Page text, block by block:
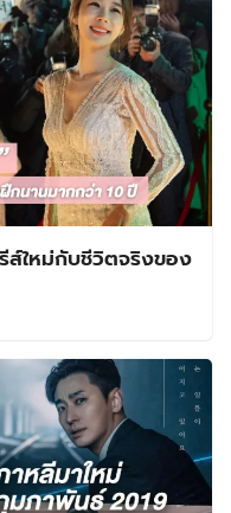
ส์ใหม่กับชีวิตจริงของ